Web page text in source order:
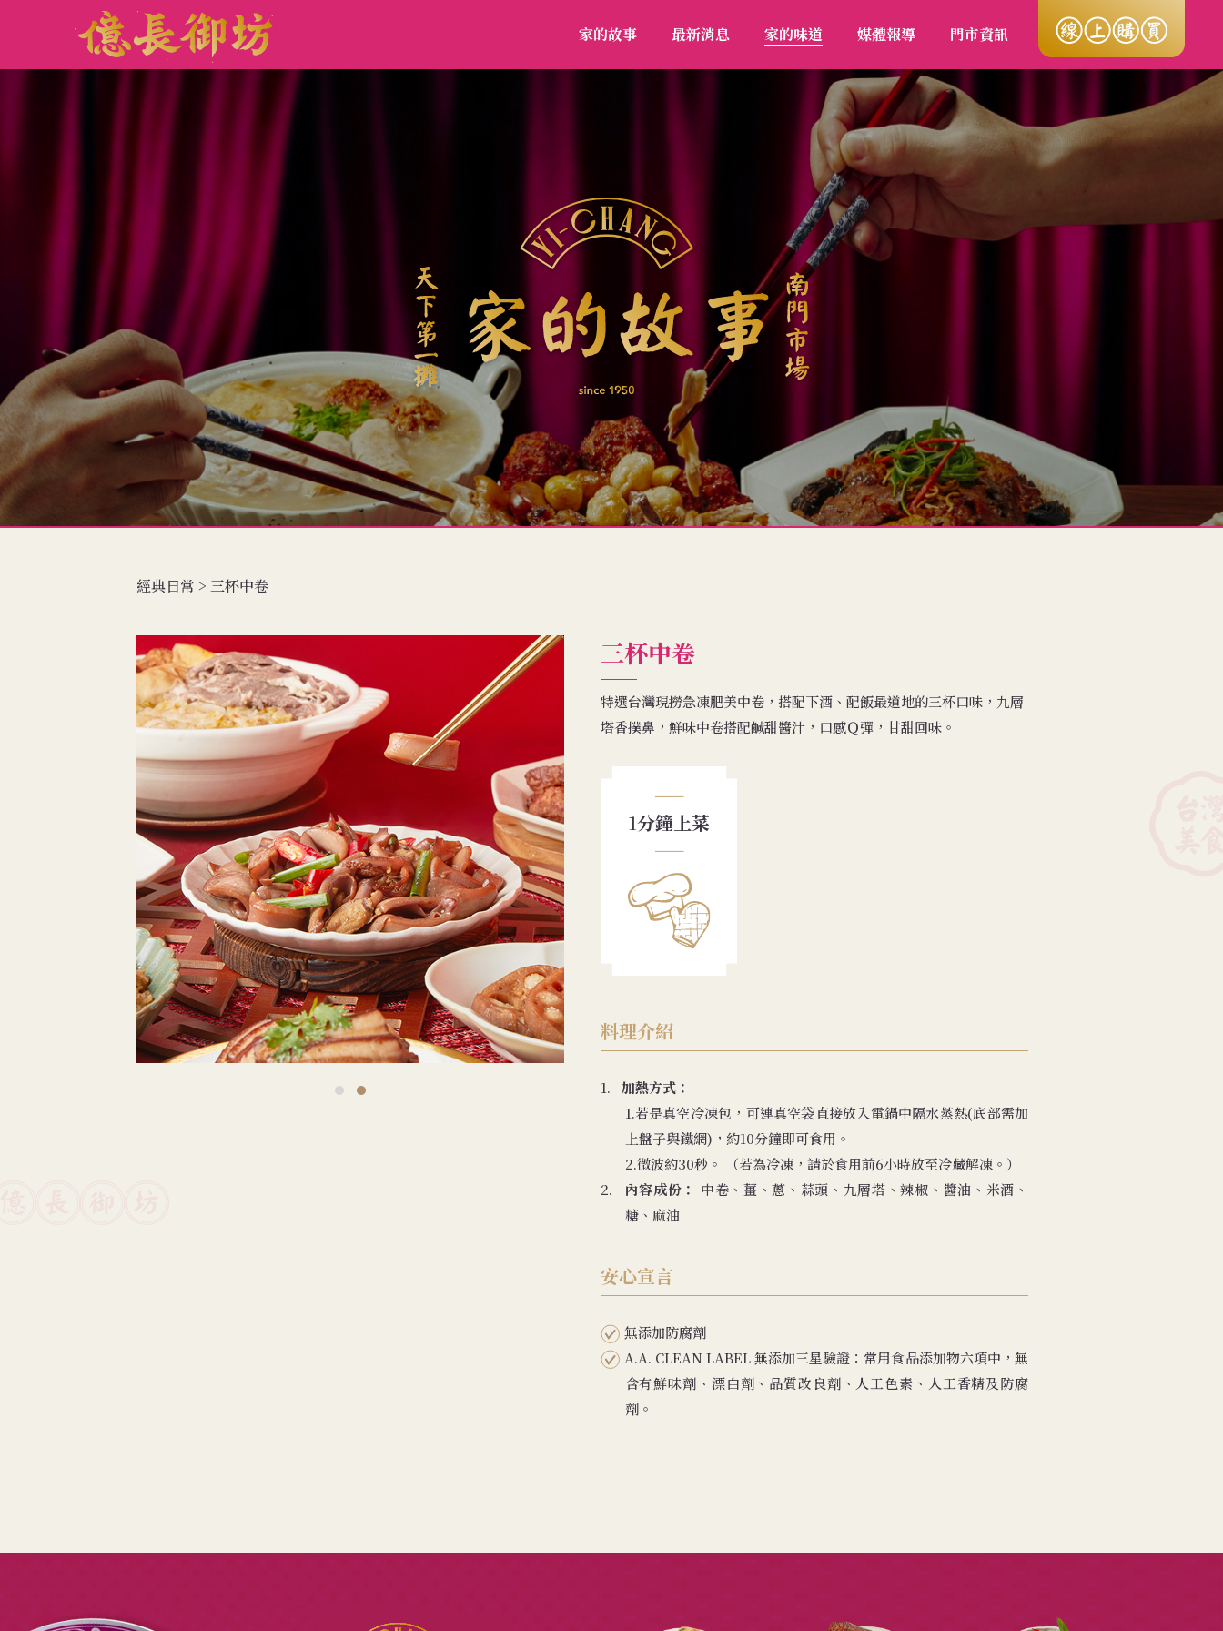
家的故事 最新消息 家的味道 媒體報導 門市資訊
經典日常 > 三杯中卷
三杯中卷
特選台灣現撈急凍肥美中卷，搭配下酒、配飯最道地的三杯口味，九層
塔香撲鼻，鮮味中卷搭配鹹甜醬汁，口感Ｑ彈，甘甜回味。
1分鐘上菜
料理介紹
1. 加熱方式：
1.若是真空冷凍包，可連真空袋直接放入電鍋中隔水蒸熱(底部需加
上盤子與鐵網)，約10分鐘即可食用。
2.微波約30秒。 （若為冷凍，請於食用前6小時放至冷藏解凍。）
2. 內容成份：
中卷、薑、蔥、蒜頭、九層塔、辣椒、醬油、米酒、
糖、麻油
安心宣言
無添加防腐劑
A.A. CLEAN LABEL 無添加三星驗證：常用食品添加物六項中，無
含有鮮味劑、漂白劑、品質改良劑、人工色素、人工香精及防腐
劑。